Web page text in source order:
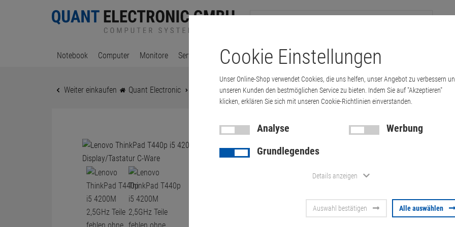
Notebook Computer Monitore Server & Workstation Drucker & Kopierer Kabel Multimedia & HDTV
Weiter einkaufen Quant Electronic Lenovo ThinkPad T440p i5 4200M 2,5GHz Teile fehle…
Lenovo
4200M
ohne
Artikel-Nummer:10060720
Cookie Einstellungen
Unser Online-Shop verwendet Cookies, die uns helfen, unser Angebot zu verbessern
unseren Kunden den bestmöglichen Service zu bieten. Indem Sie auf "Akzeptieren"
klicken, erklären Sie sich mit unseren Cookie-Richtlinien einverstanden.
Analyse
Werbung
Grundlegendes
Details anzeigen
Auswahl bestätigen Alle auswählen